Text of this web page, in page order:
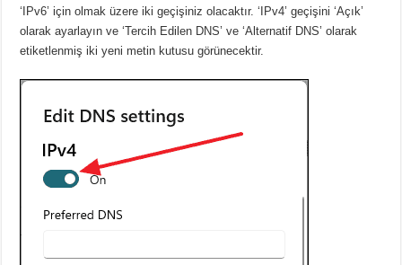
‘IPv6’ için olmak üzere iki geçişiniz olacaktır.‘IPv4’ geçişini ‘Açık’
olarak ayarlayın ve ‘Tercih Edilen DNS’ ve ‘Alternatif DNS’ olarak
etiketlenmiş iki yeni metin kutusu görünecektir.